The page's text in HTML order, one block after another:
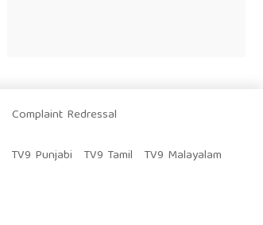
Complaint Redressal
TV9 Punjabi TV9 Tamil
TV9 Malayalam